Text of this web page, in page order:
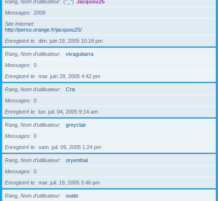
Rang, Nom d’utilisateur (°_°) Jacquou25
Messages
2008
Site Internet
http://perso.orange.fr/jacquou25/
Enregistré le
dim. juin 19, 2005 10:18 pm
Rang, Nom d’utilisateur
vivaguitarra
Messages
0
Enregistré le
mar. juin 28, 2005 4:42 pm
Rang, Nom d’utilisateur
Cris
Messages
0
Enregistré le
lun. juil. 04, 2005 9:14 am
Rang, Nom d’utilisateur
greyclair
Messages
0
Enregistré le
sam. juil. 09, 2005 1:24 pm
Rang, Nom d’utilisateur
oryenthal
Messages
0
Enregistré le
mar. juil. 19, 2005 3:46 pm
Rang, Nom d’utilisateur
ouide